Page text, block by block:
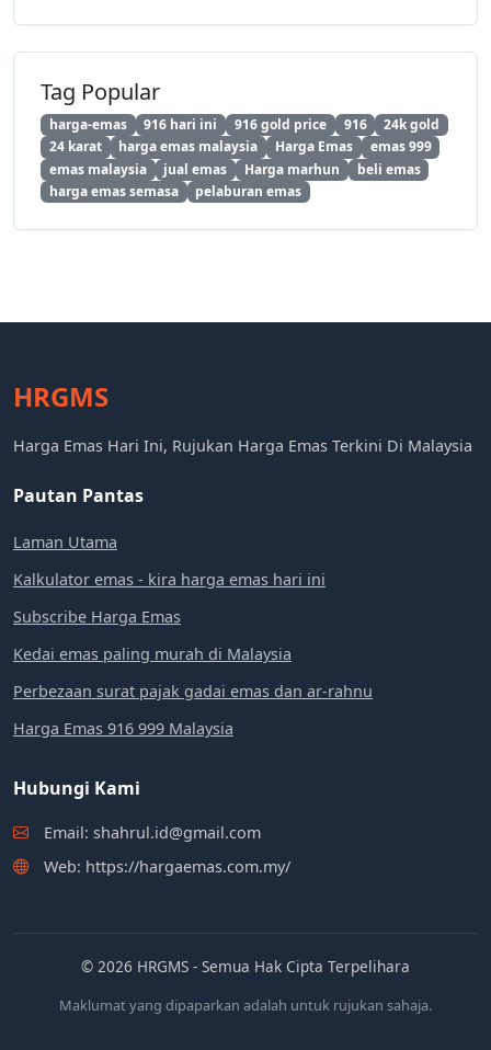
Tag Popular
harga-emas 916 hari ini 916 gold price 916
24k gold
24 karat
harga emas malaysia Harga Emas
emas 999
emas malaysia
jual emas Harga marhun
beli emas
harga emas semasa
pelaburan emas
HRGMS
Harga Emas Hari Ini, Rujukan Harga Emas Terkini Di Malaysia
Pautan Pantas
Laman Utama
Kalkulator emas - kira harga emas hari ini
Subscribe Harga Emas
Kedai emas paling murah di Malaysia
Perbezaan surat pajak gadai emas dan ar-rahnu
Harga Emas 916 999 Malaysia
Hubungi Kami
Email: shahrul.id@gmail.com
Web: https://hargaemas.com.my/
© 2026 HRGMS - Semua Hak Cipta Terpelihara
Maklumat yang dipaparkan adalah untuk rujukan sahaja.